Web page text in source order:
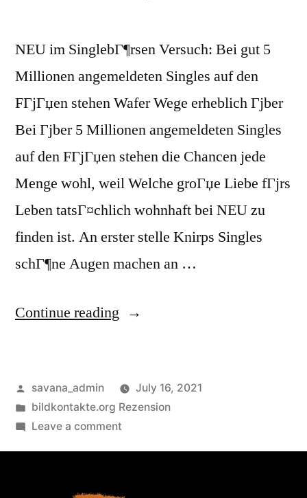
NEU im SinglebГ¶rsen Versuch: Bei gut 5
Millionen angemeldeten Singles auf den
FГјГџen stehen Wafer Wege erheblich Гјber
Bei Гјber 5 Millionen angemeldeten Singles
auf den FГјГџen stehen die Chancen jede
Menge wohl, weil Welche groГџe Liebe fГјrs
Leben tatsГ¤chlich wohnhaft bei NEU zu
finden ist. An erster stelle Knirps Singles
schГ¶ne Augen machen an …
Continue reading
savana_admin
July 16, 2021
bildkontakte.org Rezension
Leave a comment